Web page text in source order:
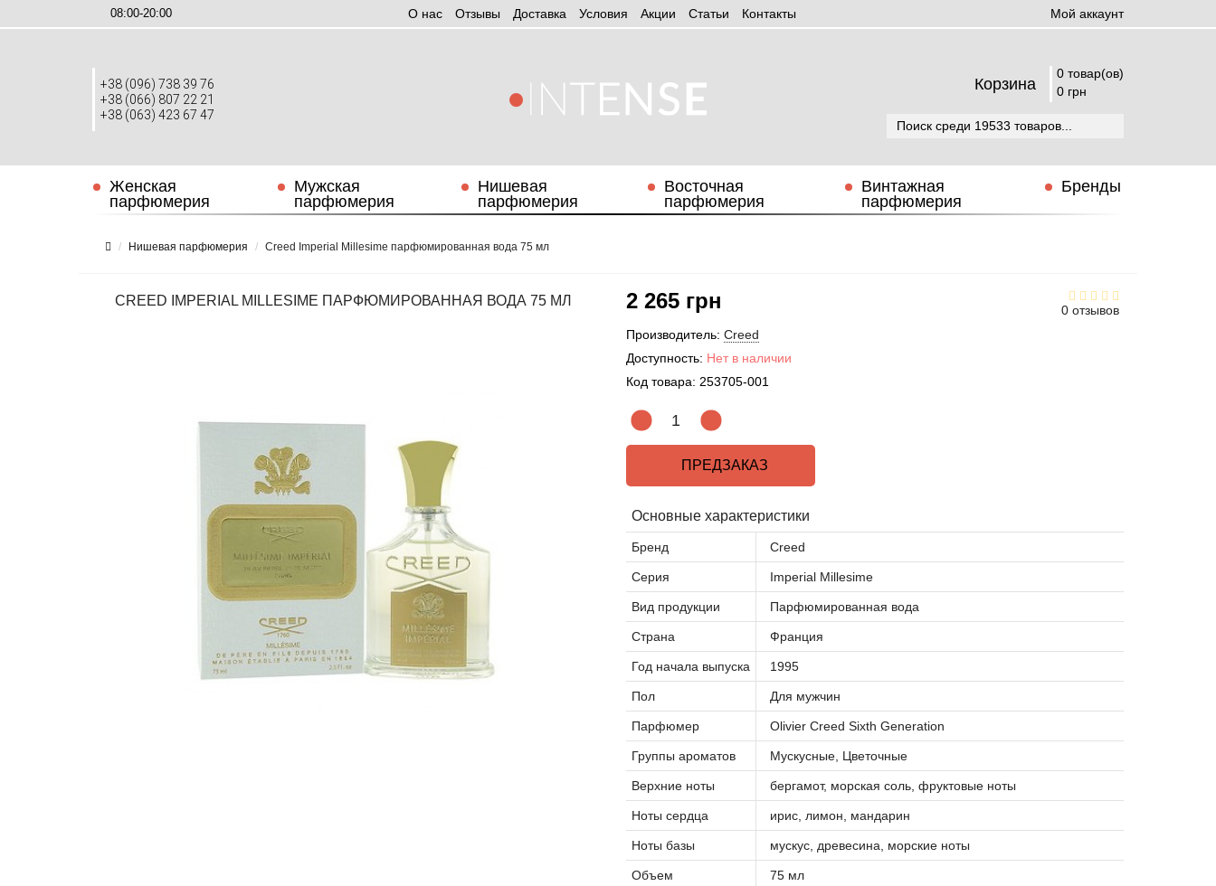
08:00-20:00 О нас Отзывы Доставка Условия Aкции Статьи Контакты Мой аккаунт
+38 (096) 738 39 76
+38 (066) 807 22 21
+38 (063) 423 67 47
Корзина
0 товар(ов)
0 грн
Женская
парфюмерия
Мужская
парфюмерия
Нишевая
парфюмерия
Восточная
парфюмерия
Винтажная
парфюмерия
Бренды
Нишевая парфюмерия Creed Imperial Millesime парфюмированная вода 75 мл
CREED IMPERIAL MILLESIME ПАРФЮМИРОВАННАЯ ВОДА 75 МЛ
0 отзывов
2 265 грн
Производитель: Creed
Доступность: Нет в наличии
Код товара: 253705-001
ПРЕДЗАКАЗ
Основные характеристики
Бренд Creed
Серия Imperial Millesime
Вид продукции Парфюмированная вода
Страна Франция
Год начала выпуска 1995
Пол Для мужчин
Парфюмер Olivier Creed Sixth Generation
Группы ароматов Мускусные, Цветочные
Верхние ноты бергамот, морская соль, фруктовые ноты
Ноты сердца ирис, лимон, мандарин
Ноты базы мускус, древесина, морские ноты
Объем 75 мл